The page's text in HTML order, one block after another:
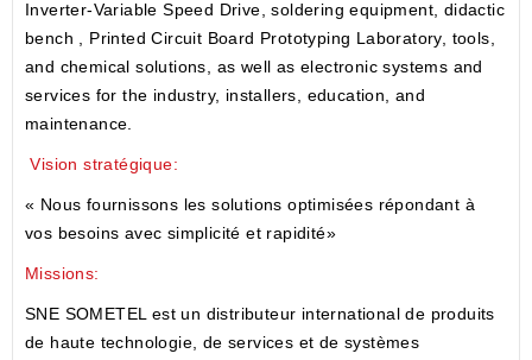
Inverter-Variable Speed Drive, soldering equipment, didactic
bench , Printed Circuit Board Prototyping Laboratory, tools,
and chemical solutions, as well as electronic systems and
services for the industry, installers, education, and
maintenance.
Vision stratégique:
« Nous fournissons les solutions optimisées répondant à
vos besoins avec simplicité et rapidité»
Missions:
SNE SOMETEL est un distributeur international de produits
de haute technologie, de services et de systèmes